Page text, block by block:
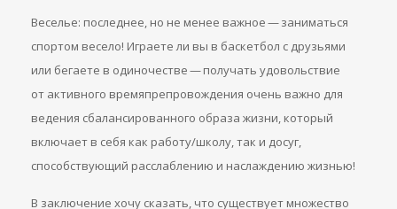
Веселье: последнее, но не менее важное — заниматься
спортом весело! Играете ли вы в баскетбол с друзьями
или бегаете в одиночестве — получать удовольствие
от активного времяпрепровождения очень важно для
ведения сбалансированного образа жизни, который
включает в себя как работу/школу, так и досуг,
способствующий расслаблению и наслаждению жизнью!
В заключение хочу сказать, что существует множество